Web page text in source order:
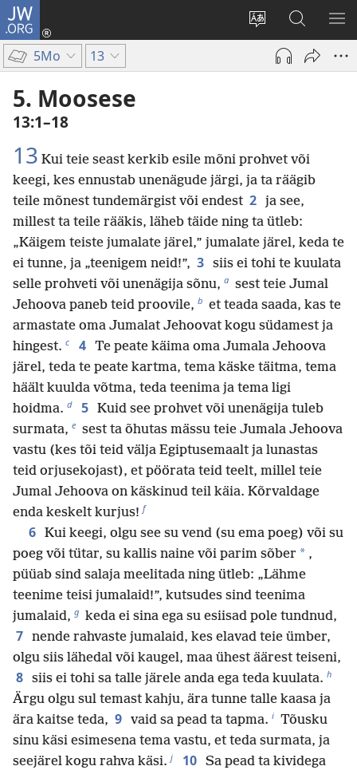
JW.ORG
Muuda
veebisaidi
keelt
Logi
sisse
Otsi
saidilt
JW.ORG
5Mo 13
5. Moosese
13:1–18
13 Kui teie seast kerkib esile mõni prohvet või
keegi, kes ennustab unenägude järgi, ja ta räägib
teile mõnest tundemärgist või endest 2 ja see,
millest ta teile rääkis, läheb täide ning ta ütleb:
„Käigem teiste jumalate järel,” jumalate järel, keda te
ei tunne, ja „teenigem neid!”, 3 siis ei tohi te kuulata
selle prohveti või unenägija sõnu, a sest teie Jumal
Jehoova paneb teid proovile, b et teada saada, kas te
armastate oma Jumalat Jehoovat kogu südamest ja
hingest. c 4 Te peate käima oma Jumala Jehoova
järel, teda te peate kartma, tema käske täitma, tema
häält kuulda võtma, teda teenima ja tema ligi
hoidma. d 5 Kuid see prohvet või unenägija tuleb
surmata, e sest ta õhutas mässu teie Jumala Jehoova
vastu (kes tõi teid välja Egiptusemaalt ja lunastas
teid orjusekojast), et pöörata teid teelt, millel teie
Jumal Jehoova on käskinud teil käia. Kõrvaldage
enda keskelt kurjus! f
6 Kui keegi, olgu see su vend (su ema poeg) või su
poeg või tütar, su kallis naine või parim sõber * ,
püüab sind salaja meelitada ning ütleb: „Lähme
teenime teisi jumalaid!”, kutsudes sind teenima
jumalaid, g keda ei sina ega su esiisad pole tundnud,
7 nende rahvaste jumalaid, kes elavad teie ümber,
olgu siis lähedal või kaugel, maa ühest äärest teiseni,
8 siis ei tohi sa talle järele anda ega teda kuulata. h
Ärgu olgu sul temast kahju, ära tunne talle kaasa ja
ära kaitse teda, 9 vaid sa pead ta tapma. i Tõusku
sinu käsi esimesena tema vastu, et teda surmata, ja
seejärel kogu rahva käsi. j 10 Sa pead ta kividega